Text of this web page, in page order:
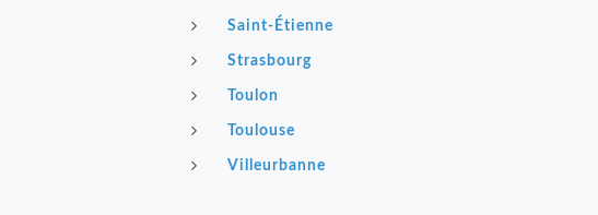
Saint-Étienne
Strasbourg
Toulon
Toulouse
Villeurbanne